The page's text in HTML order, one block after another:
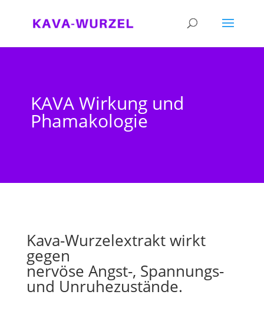
KAVA Wirkung und
Phamakologie
Kava-Wurzelextrakt wirkt
gegen
nervöse Angst-, Spannungs-
und Unruhezustände.